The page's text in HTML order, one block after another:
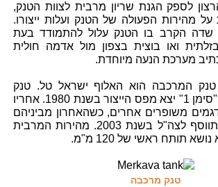
לספק הגנת שריון מרבית לצוות הטנק,
מהירות הפעולה של הטנק ועלות ייצורו.
שדה הקרב בו הטנק עלול להתמודד בעת
ואו בוצית בצפון מול אדמה חולית
מערכת הנעה מיוחדת.
טנק המרכבה הוא האלוף ישראל טל. טנק
המרכבה הראשון "סימן 1" יצא מפס הייצור בשנת 1980. אחריו
משופרים אחרים, כשהאחרון מביניהם
הוא "סימן 4" שהתווסף לצה"ל בשנת 2003. מהירות המרבית
טנק מרכבה